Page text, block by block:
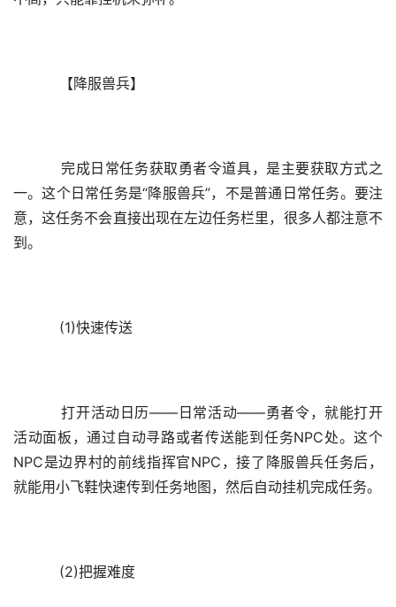
【降服兽兵】
完成日常任务获取勇者令道具，是主要获取方式之
一。这个日常任务是“降服兽兵”，不是普通日常任务。要注
意，这任务不会直接出现在左边任务栏里，很多人都注意不
到。
(1)快速传送
打开活动日历——日常活动——勇者令，就能打开
活动面板，通过自动寻路或者传送能到任务NPC处。这个
NPC是边界村的前线指挥官NPC，接了降服兽兵任务后，
就能用小飞鞋快速传到任务地图，然后自动挂机完成任务。
(2)把握难度